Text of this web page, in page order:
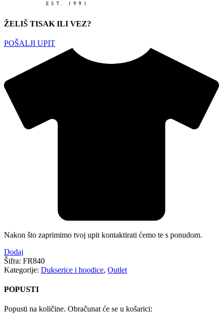
ŽELIŠ TISAK ILI VEZ?
POŠALJI UPIT
Nakon što zaprimimo tvoj upit kontaktirati ćemo te s ponudom.
Dodaj
Šifra: FR840
Kategorije: Dukserice i hoodice, Outlet
POPUSTI
Popusti na količine. Obračunat će se u košarici: